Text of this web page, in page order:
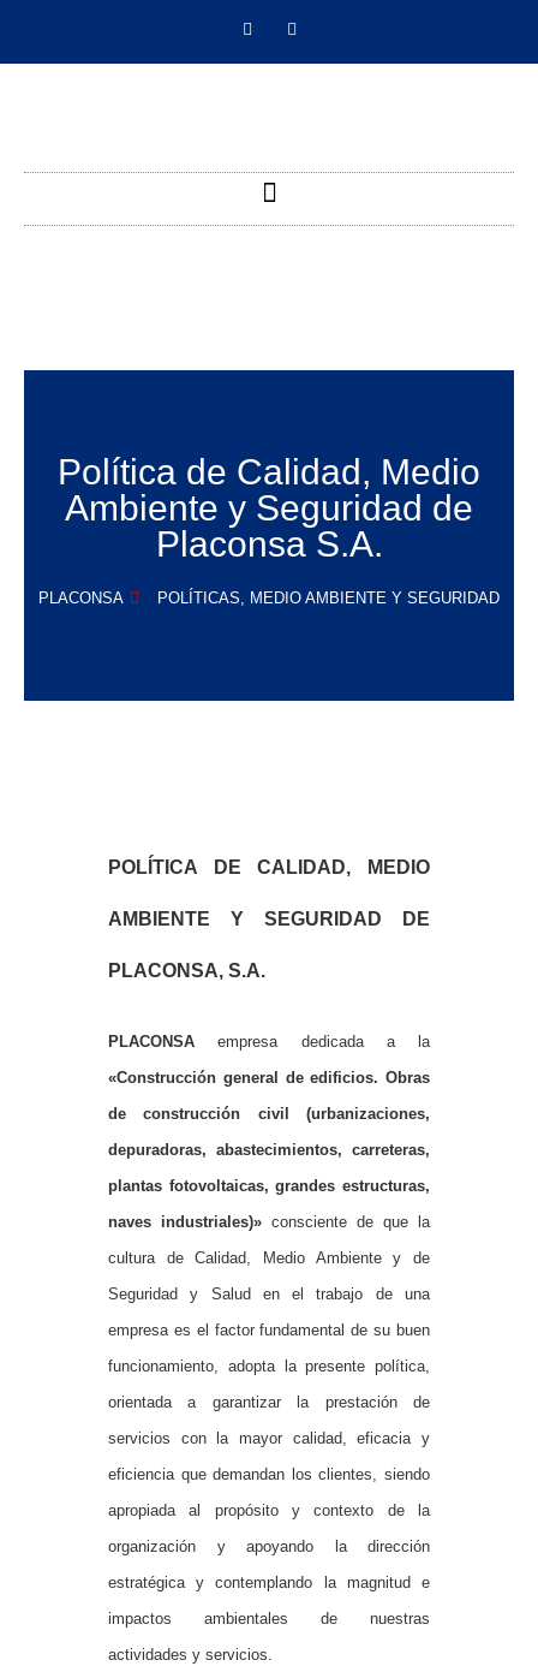
Política de Calidad, Medio
Ambiente y Seguridad de
Placonsa S.A.​
PLACONSA POLÍTICAS, MEDIO AMBIENTE Y SEGURIDAD
POLÍTICA DE CALIDAD, MEDIO
AMBIENTE Y SEGURIDAD DE
PLACONSA, S.A.
PLACONSA empresa dedicada a la
«Construcción general de edificios. Obras
de construcción civil (urbanizaciones,
depuradoras, abastecimientos, carreteras,
plantas fotovoltaicas, grandes estructuras,
naves industriales)» consciente de que la
cultura de Calidad, Medio Ambiente y de
Seguridad y Salud en el trabajo de una
empresa es el factor fundamental de su buen
funcionamiento, adopta la presente política,
orientada a garantizar la prestación de
servicios con la mayor calidad, eficacia y
eficiencia que demandan los clientes, siendo
apropiada al propósito y contexto de la
organización y apoyando la dirección
estratégica y contemplando la magnitud e
impactos ambientales de nuestras
actividades y servicios.